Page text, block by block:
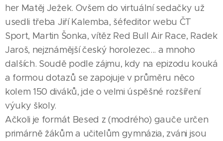
her Matěj Ježek. Ovšem do virtuální sedačky už
usedli třeba Jiří Kalemba, šéfeditor webu ČT
Sport, Martin Šonka, vítěz Red Bull Air Race, Radek
Jaroš, nejznámější český horolezec... a mnoho
dalších. Soudě podle zájmu, kdy na epizodu kouká
a formou dotazů se zapojuje v průměru něco
kolem 150 diváků, jde o velmi úspěšné rozšíření
výuky školy.
Ačkoli je formát Besed z (modrého) gauče určen
primárně žákům a učitelům gymnázia, zváni jsou